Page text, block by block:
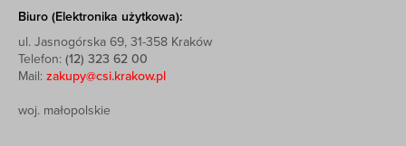
Biuro (Elektronika użytkowa):
ul. Jasnogórska 69, 31-358 Kraków
Telefon: (12) 323 62 00
Mail: zakupy@csi.krakow.pl
woj. małopolskie